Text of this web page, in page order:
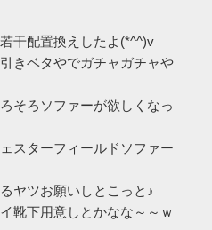
干配置換えしたよ(*^^)v
きベタやでガチャガチャや
そろソファーが欲しくなっ
スターフィールドソファー
ヤツお願いしとこっと♪
靴下用意しとかなな～～ｗ